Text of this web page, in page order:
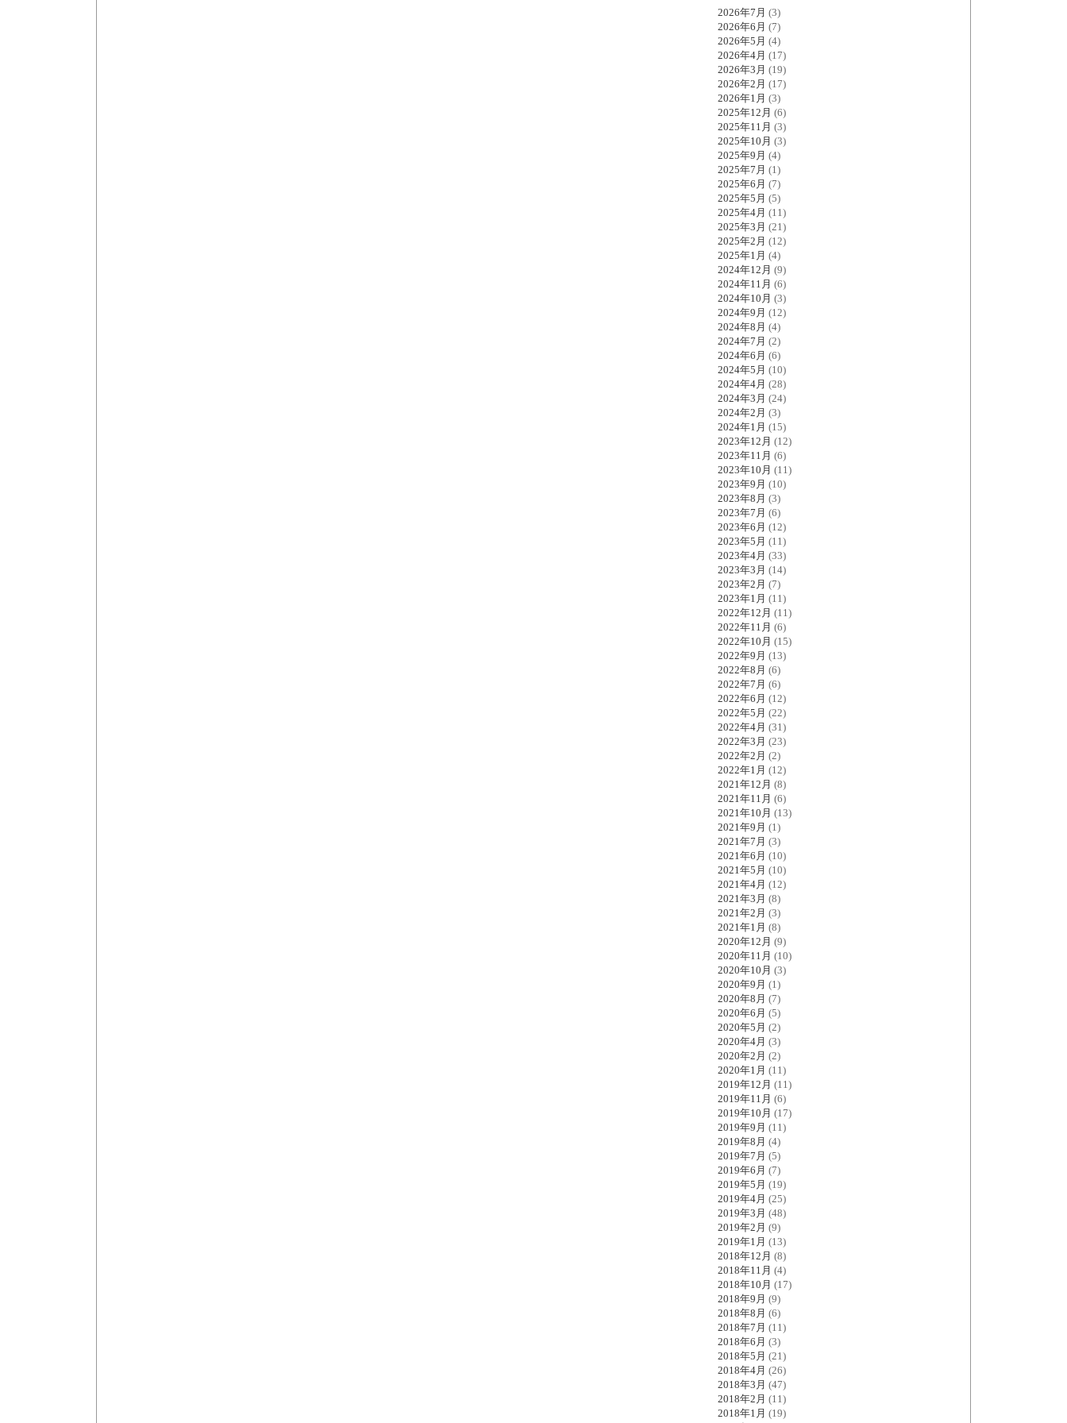
2026年7月 (3)
2026年6月 (7)
2026年5月 (4)
2026年4月 (17)
2026年3月 (19)
2026年2月 (17)
2026年1月 (3)
2025年12月 (6)
2025年11月 (3)
2025年10月 (3)
2025年9月 (4)
2025年7月 (1)
2025年6月 (7)
2025年5月 (5)
2025年4月 (11)
2025年3月 (21)
2025年2月 (12)
2025年1月 (4)
2024年12月 (9)
2024年11月 (6)
2024年10月 (3)
2024年9月 (12)
2024年8月 (4)
2024年7月 (2)
2024年6月 (6)
2024年5月 (10)
2024年4月 (28)
2024年3月 (24)
2024年2月 (3)
2024年1月 (15)
2023年12月 (12)
2023年11月 (6)
2023年10月 (11)
2023年9月 (10)
2023年8月 (3)
2023年7月 (6)
2023年6月 (12)
2023年5月 (11)
2023年4月 (33)
2023年3月 (14)
2023年2月 (7)
2023年1月 (11)
2022年12月 (11)
2022年11月 (6)
2022年10月 (15)
2022年9月 (13)
2022年8月 (6)
2022年7月 (6)
2022年6月 (12)
2022年5月 (22)
2022年4月 (31)
2022年3月 (23)
2022年2月 (2)
2022年1月 (12)
2021年12月 (8)
2021年11月 (6)
2021年10月 (13)
2021年9月 (1)
2021年7月 (3)
2021年6月 (10)
2021年5月 (10)
2021年4月 (12)
2021年3月 (8)
2021年2月 (3)
2021年1月 (8)
2020年12月 (9)
2020年11月 (10)
2020年10月 (3)
2020年9月 (1)
2020年8月 (7)
2020年6月 (5)
2020年5月 (2)
2020年4月 (3)
2020年2月 (2)
2020年1月 (11)
2019年12月 (11)
2019年11月 (6)
2019年10月 (17)
2019年9月 (11)
2019年8月 (4)
2019年7月 (5)
2019年6月 (7)
2019年5月 (19)
2019年4月 (25)
2019年3月 (48)
2019年2月 (9)
2019年1月 (13)
2018年12月 (8)
2018年11月 (4)
2018年10月 (17)
2018年9月 (9)
2018年8月 (6)
2018年7月 (11)
2018年6月 (3)
2018年5月 (21)
2018年4月 (26)
2018年3月 (47)
2018年2月 (11)
2018年1月 (19)